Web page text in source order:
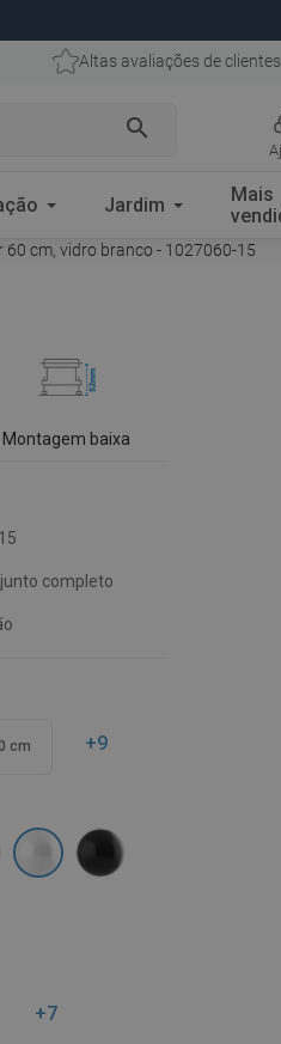
Altas avaliações de clientes
search
Jardim
Mais
cm, vidro branco - 1027060-15
Montagem baixa
completo
cm +9
+7